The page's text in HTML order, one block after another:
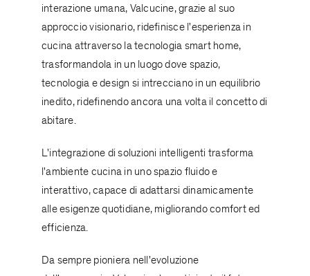
interazione umana, Valcucine, grazie al suo
approccio visionario, ridefinisce l'esperienza in
cucina attraverso la tecnologia smart home,
trasformandola in un luogo dove spazio,
tecnologia e design si intrecciano in un equilibrio
inedito, ridefinendo ancora una volta il concetto di
abitare.
L'integrazione di soluzioni intelligenti trasforma
l'ambiente cucina in uno spazio fluido e
interattivo, capace di adattarsi dinamicamente
alle esigenze quotidiane, migliorando comfort ed
efficienza.
Da sempre pioniera nell'evoluzione